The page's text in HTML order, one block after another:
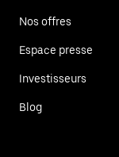
Nos offres
Espace presse
Investisseurs
Blog